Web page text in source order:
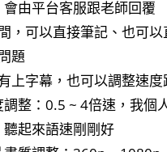
會由平台客服跟老師回覆
，可以直接筆記、也可
題
上字幕，也可以調整速
調整：0.5 ~ 4倍速，我個
聽起來語速剛剛好